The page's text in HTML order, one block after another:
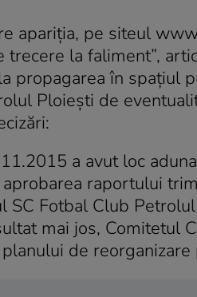
apariţia, pe siteul
trecere la faliment”,
propagarea în spaţiul
Ploieşti de
a avut loc
aprobarea raportului
SC Fotbal Club
mai jos, Comitetul
de